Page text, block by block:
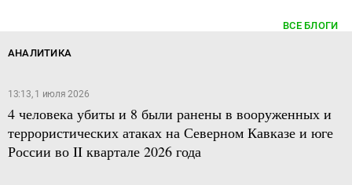
ВСЕ БЛОГИ
АНАЛИТИКА
13:13, 1 июля 2026
4 человека убиты и 8 были ранены в вооруженных и
террористических атаках на Северном Кавказе и юге
России во II квартале 2026 года